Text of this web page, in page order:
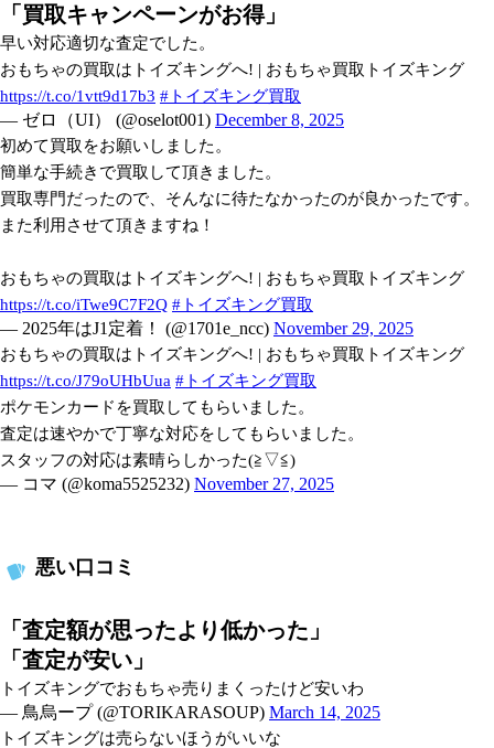
「買取キャンペーンがお得」
早い対応適切な査定でした。
おもちゃの買取はトイズキングへ! | おもちゃ買取トイズキング
https://t.co/1vtt9d17b3 #トイズキング買取
— ゼロ（UI） (@oselot001) December 8, 2025
初めて買取をお願いしました。
簡単な手続きで買取して頂きました。
買取専門だったので、そんなに待たなかったのが良かったです。
また利用させて頂きますね！
おもちゃの買取はトイズキングへ! | おもちゃ買取トイズキング
https://t.co/iTwe9C7F2Q #トイズキング買取
— 2025年はJ1定着！ (@1701e_ncc) November 29, 2025
おもちゃの買取はトイズキングへ! | おもちゃ買取トイズキング
https://t.co/J79oUHbUua #トイズキング買取
ポケモンカードを買取してもらいました。
査定は速やかで丁寧な対応をしてもらいました。
スタッフの対応は素晴らしかった(⁠≧⁠▽⁠≦⁠)
— コマ (@koma5525232) November 27, 2025
悪い口コミ
「査定額が思ったより低かった」
「査定が安い」
トイズキングでおもちゃ売りまくったけど安いわ
— 鳥烏ープ (@TORIKARASOUP) March 14, 2025
トイズキングは売らないほうがいいな